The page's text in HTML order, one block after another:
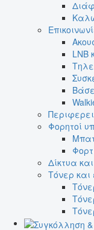
LNB
Φορητοί
Δίκτυα
Τόνερ και